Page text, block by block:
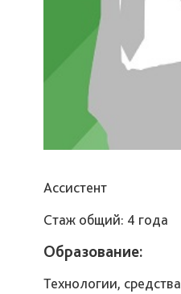
Ассистент
Стаж общий: 4 года
Образование:
Технологии,